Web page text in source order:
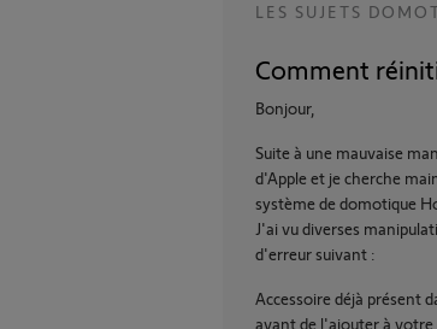
LES SUJETS
Comment
Bonjour,
Suite à une mauvaise
d'Apple et je cherche
système de domotique
J'ai vu diverses
d'erreur suivant :
Accessoire déjà présent
avant de l'ajouter à votre